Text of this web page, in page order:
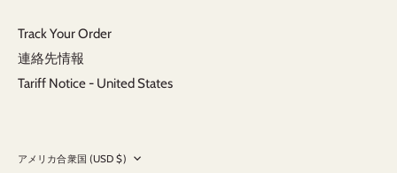
Track Your Order
連絡先情報
Tariff Notice - United States
Currency
アメリカ合衆国 (USD $)